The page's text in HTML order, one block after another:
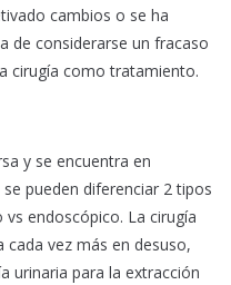
cambios o se ha
de considerarse un fracaso
cirugía como tratamiento.
y se encuentra en
pueden diferenciar 2 tipos
endoscópico. La cirugía
vez más en desuso,
urinaria para la extracción